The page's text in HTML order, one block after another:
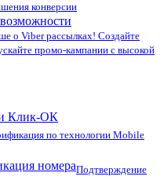
конверсии
о Viber рассылках! Создайте
промо-кампании с высокой
Клик-ОК
по технологии Mobile
номераПодтверждение